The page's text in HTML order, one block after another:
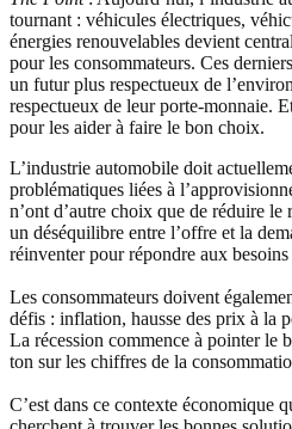
tournant : véhicules électriques,
énergies renouvelables devient
pour les consommateurs. Ces
un futur plus respectueux de
respectueux de leur porte-monnaie.
pour les aider à faire le bon choix.
L’industrie automobile doit
problématiques liées à
n’ont d’autre choix que de réduire
un déséquilibre entre l’offre et la
réinventer pour répondre aux besoins
Les consommateurs doivent
défis : inflation, hausse des prix à la
La récession commence à pointer le
ton sur les chiffres de la
C’est dans ce contexte économique